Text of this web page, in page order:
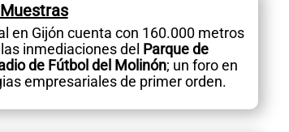
en Gijón cuenta con 160.000 metros
inmediaciones del Parque de
de Fútbol del Molinón; un foro en
empresariales de primer orden.